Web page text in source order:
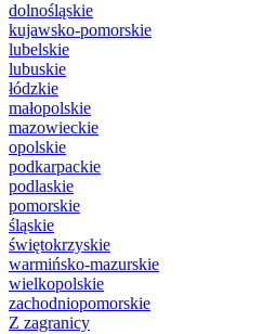
dolnośląskie
kujawsko-pomorskie
lubelskie
lubuskie
łódzkie
małopolskie
mazowieckie
opolskie
podkarpackie
podlaskie
pomorskie
śląskie
świętokrzyskie
warmińsko-mazurskie
wielkopolskie
zachodniopomorskie
Z zagranicy